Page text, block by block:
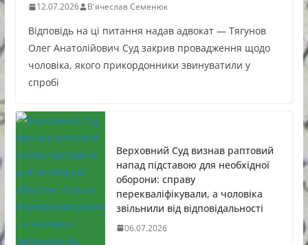
12.07.2026 В'ячеслав Семенюк
Відповідь на ці питання надав адвокат — Тягунов
Олег Анатолійович Суд закрив провадження щодо
чоловіка, якого прикордонники звинуватили у
спробі
Верховний Суд визнав раптовий
напад підставою для необхідної
оборони: справу
перекваліфікували, а чоловіка
звільнили від відповідальності
06.07.2026